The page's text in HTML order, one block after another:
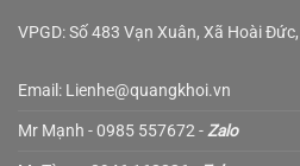
VPGD: Số 483 Vạn Xuân, Xã Hoài
Email: Lienhe@quangkhoi.vn
Mr Mạnh - 0985 557672 - Zalo